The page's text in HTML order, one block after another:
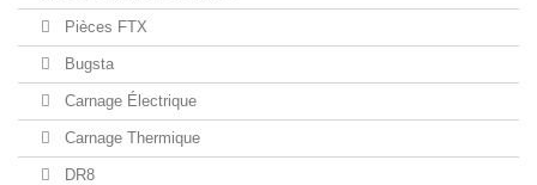
Pièces FTX
Bugsta
Carnage Électrique
Carnage Thermique
DR8